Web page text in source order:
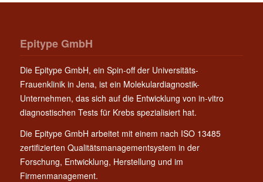
Epitype GmbH
Die Epitype GmbH, ein Spin-off der Universitäts-
Frauenklinik in Jena, ist ein Molekulardiagnostik-
Unternehmen, das sich auf die Entwicklung von in-vitro
diagnostischen Tests für Krebs spezialisiert hat.
Die Epitype GmbH arbeitet mit einem nach ISO 13485
zertifizierten Qualitätsmanagementsystem in der
Forschung, Entwicklung, Herstellung und im
Firmenmanagement.